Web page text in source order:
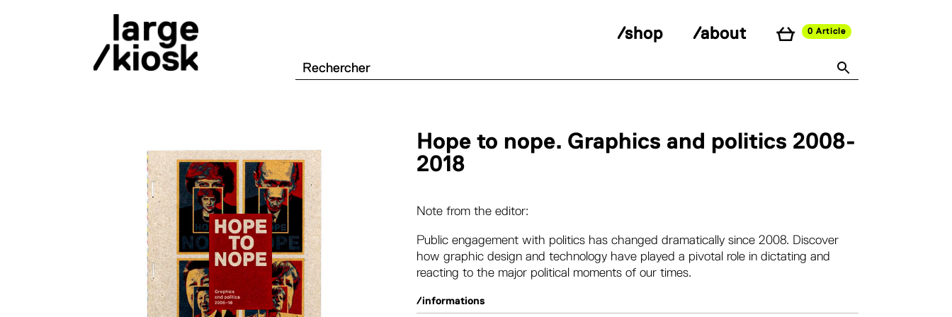
/shop /about 0 Article
Hope to nope. Graphics and politics 2008-
2018
Note from the editor:
Public engagement with politics has changed dramatically since 2008. Discover
how graphic design and technology have played a pivotal role in dictating and
reacting to the major political moments of our times.
/informations